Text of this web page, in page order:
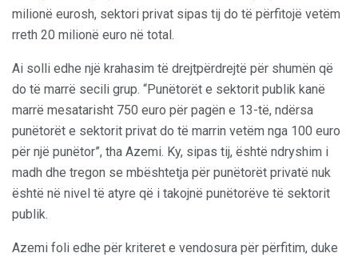
milionë eurosh, sektori privat sipas tij do të përfitojë vetëm
rreth 20 milionë euro në total.
Ai solli edhe një krahasim të drejtpërdrejtë për shumën që
do të marrë secili grup. “Punëtorët e sektorit publik kanë
marrë mesatarisht 750 euro për pagën e 13-të, ndërsa
punëtorët e sektorit privat do të marrin vetëm nga 100 euro
për një punëtor”, tha Azemi. Ky, sipas tij, është ndryshim i
madh dhe tregon se mbështetja për punëtorët privatë nuk
është në nivel të atyre që i takojnë punëtorëve të sektorit
publik.
Azemi foli edhe për kriteret e vendosura për përfitim, duke